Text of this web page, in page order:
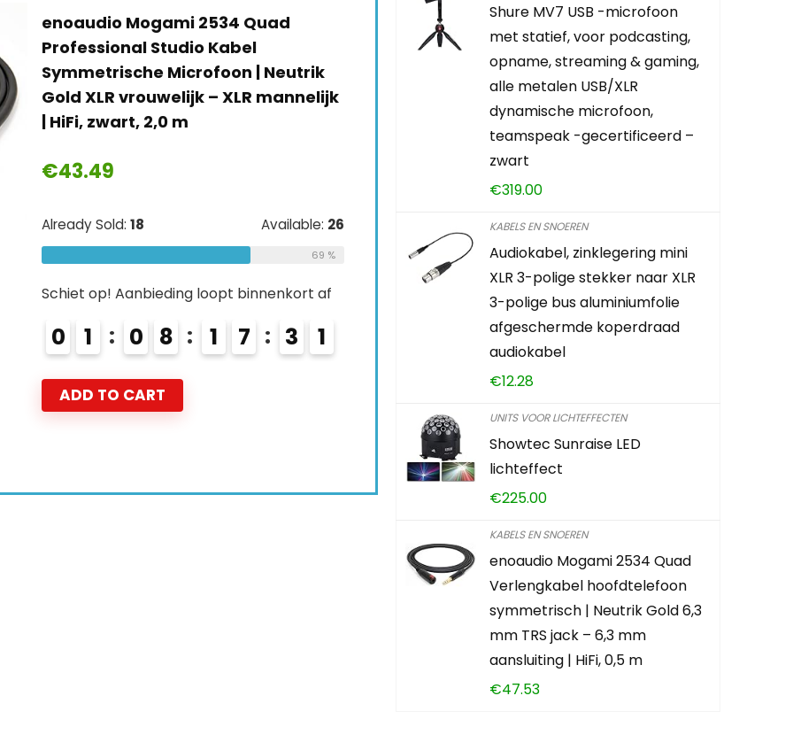
enoaudio Mogami 2534 Quad
Professional Studio Kabel
Symmetrische Microfoon | Neutrik
Gold XLR vrouwelijk – XLR mannelijk
| HiFi, zwart, 2,0 m
€43.49
Already Sold:18 Available: 26
69 %
Schiet op! Aanbieding loopt binnenkort af
0 1 0 8 1 7 2
3 9
0
ADD TO CART
Shure MV7 USB -microfoon
met statief, voor podcasting,
opname, streaming & gaming,
alle metalen USB/XLR
dynamische microfoon,
teamspeak -gecertificeerd –
zwart
€319.00
KABELS EN SNOEREN
Audiokabel, zinklegering mini
XLR 3-polige stekker naar XLR
3-polige bus aluminiumfolie
afgeschermde koperdraad
audiokabel
€12.28
UNITS VOOR LICHTEFFECTEN
Showtec Sunraise LED
lichteffect
€225.00
KABELS EN SNOEREN
enoaudio Mogami 2534 Quad
Verlengkabel hoofdtelefoon
symmetrisch | Neutrik Gold 6,3
mm TRS jack – 6,3 mm
aansluiting | HiFi, 0,5 m
€47.53